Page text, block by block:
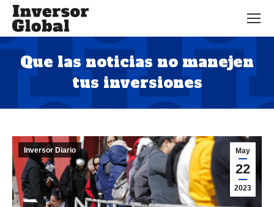
Que las noticias no manejen
tus inversiones
Estás aquí:
May
22
2023
Inversor Diario